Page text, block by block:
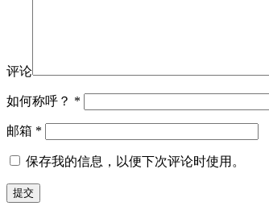
评论
如何称呼？ *
邮箱 *
保存我的信息，以便下次评论时使用。